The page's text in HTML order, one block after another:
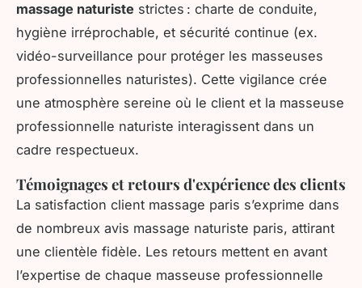
massage naturiste strictes : charte de conduite,
hygiène irréprochable, et sécurité continue (ex.
vidéo-surveillance pour protéger les masseuses
professionnelles naturistes). Cette vigilance crée
une atmosphère sereine où le client et la masseuse
professionnelle naturiste interagissent dans un
cadre respectueux.
Témoignages et retours d'expérience des clients
La satisfaction client massage paris s’exprime dans
de nombreux avis massage naturiste paris, attirant
une clientèle fidèle. Les retours mettent en avant
l’expertise de chaque masseuse professionnelle